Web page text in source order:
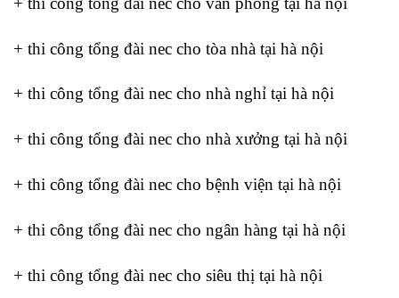
+ thi công tổng đài nec cho tòa nhà tại hà nội
+ thi công tổng đài nec cho nhà nghỉ tại hà nội
+ thi công tổng đài nec cho nhà xưởng tại hà nội
+ thi công tổng đài nec cho bệnh viện tại hà nội
+ thi công tổng đài nec cho ngân hàng tại hà nội
+ thi công tổng đài nec cho siêu thị tại hà nội